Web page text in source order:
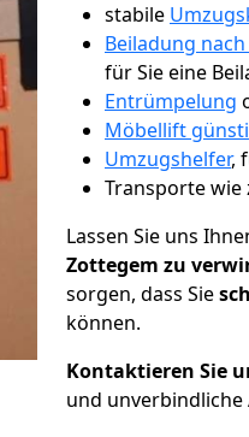
stabile
Beiladung
für Sie eine
Entrümpelung
Möbellift
Umzugshelfer,
Transporte wie
Lassen Sie uns
Zottegem zu
sorgen, dass Sie
können.
Kontaktieren Sie
und